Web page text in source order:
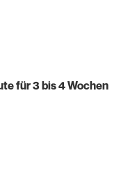
für 3 bis 4 Wochen